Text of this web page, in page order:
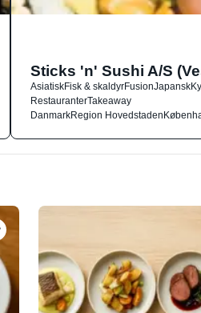
Sticks 'n' Sushi A/S
AsiatiskFisk & skaldyrFusionJapansk
RestauranterTakeaway
DanmarkRegion Hovedstaden